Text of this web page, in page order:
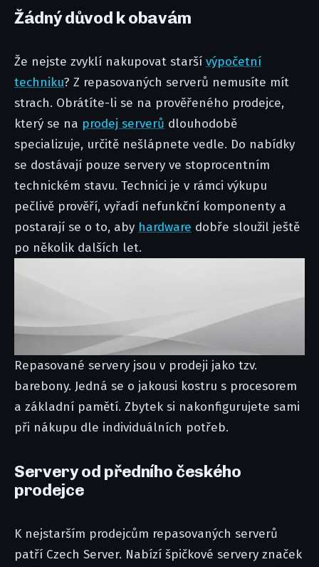
Žádný důvod k obavám
Že nejste zvyklí nakupovat starší výpočetní
techniku? Z repasovaných serverů nemusíte mít
strach. Obrátíte-li se na prověřeného prodejce,
který se na prodej serverů dlouhodobě
specializuje, určitě nešlápnete vedle. Do nabídky
se dostávají pouze servery ve stoprocentním
technickém stavu. Technici je v rámci výkupu
pečlivě prověří, vyřadí nefunkční komponenty a
postarají se o to, aby hardware dobře sloužil ještě
po několik dalších let.
Repasované servery jsou v prodeji jako tzv.
barebony. Jedná se o jakousi kostru s procesorem
a základní pamětí. Zbytek si nakonfigurujete sami
při nákupu dle individuálních potřeb.
Servery od předního českého
prodejce
K nejstarším prodejcům repasovaných serverů
patří Czech Server. Nabízí špičkové servery značek